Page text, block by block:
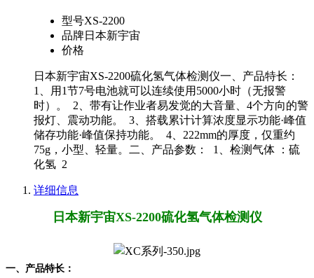
型号XS-2200
品牌日本新宇宙
价格
日本新宇宙XS-2200硫化氢气体检测仪一、产品特长：
1、用1节7号电池就可以连续使用5000小时（无报警
时）。 2、带有让作业者易发觉的大音量、4个方向的警
报灯、震动功能。 3、搭载累计计算浓度显示功能·峰值
储存功能·峰值保持功能。 4、222mm的厚度，仅重约
75g，小型、轻量。二、产品参数： 1、检测气体 ：硫
化氢 2
详细信息
日本新宇宙XS-2200硫化氢气体检测仪
一、产品特长：